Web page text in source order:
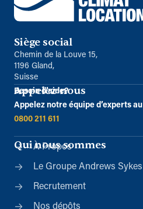
Siège social
Chemin de la Louve 15,
1196 Gland,
Suisse
Appelez-nous
Besoin d’aide?
Appelez notre équipe d’experts au
0800 211 611
Qui nous sommes
À Propos
Le Groupe Andrews Sykes
Recrutement
Nos dépôts